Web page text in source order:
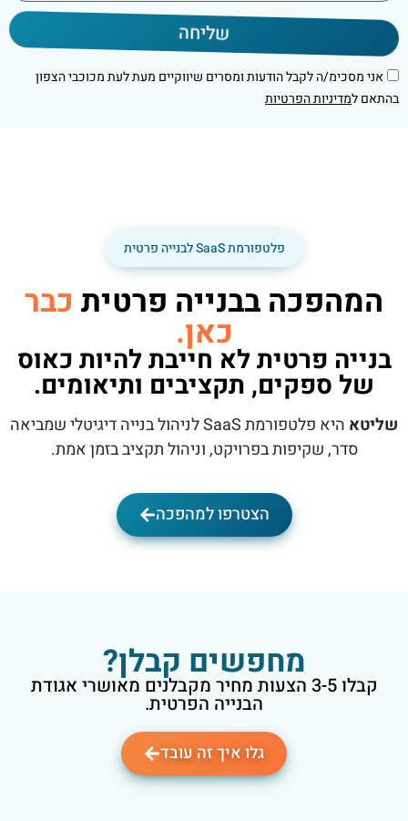
אני מסכימ/ה לקבל הודעות ומסרים שיווקיים מעת לעת מכוכבי הצפון
בהתאם למדיניות הפרטיות
שליחה
פלטפורמת SaaS לבנייה פרטית
המהפכה בבנייה פרטית כבר
כאן.
בנייה פרטית לא חייבת להיות כאוס
של ספקים, תקציבים ותיאומים.
שליטא
היא פלטפורמת SaaS לניהול בנייה דיגיטלי שמביאה
סדר, שקיפות בפרויקט, וניהול תקציב בזמן אמת.
הצטרפו למהפכה
מחפשים קבלן?
קבלו 3-5 הצעות מחיר מקבלנים מאושרי אגודת
הבנייה הפרטית.
גלו איך זה עובד